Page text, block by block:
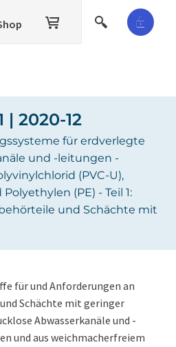
| 2020-12
für erdverlegte
und -leitungen -
(PVC-U),
(PE) - Teil 1:
und Schächte mit
für und Anforderungen an
Schächte mit geringer
Abwasserkanäle und -
und aus weichmacherfreiem